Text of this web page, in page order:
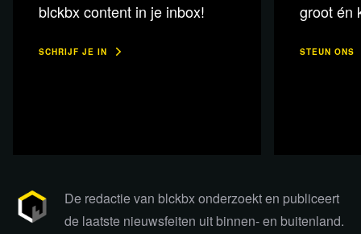
Bekijk de uitzending via Rumble
blckbx content in je inbox!
SCHRIJF JE IN
groot én
STEUN ONS
De redactie van blckbx onderzoekt en publiceert
de laatste nieuwsfeiten uit binnen- en buitenland.